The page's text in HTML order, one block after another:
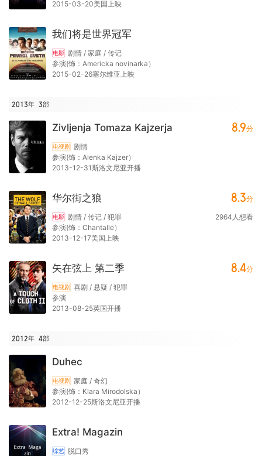
2015-03-20美国上映
我们将是世界冠军
电影 剧情 / 家庭 / 传记
参演(饰：Americka novinarka）
2015-02-26塞尔维亚上映
2013年 3部
Zivljenja Tomaza Kajzerja
电视剧 剧情
参演(饰：Alenka Kajzer）
2013-12-31斯洛文尼亚开播
8.9分
华尔街之狼
电影 剧情 / 传记 / 犯罪
参演(饰：Chantalle）
2013-12-17美国上映
8.3分
2964 人想看
矢在弦上 第二季
电视剧 喜剧 / 悬疑 / 犯罪
参演
2013-08-25英国开播
8.4分
2012年 4部
Duhec
电视剧 家庭 / 奇幻
参演(饰：Klara Mirodolska）
2012-12-25斯洛文尼亚开播
Extra! Magazin
综艺 脱口秀